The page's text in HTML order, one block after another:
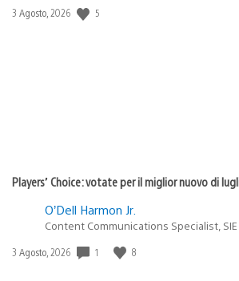
Data
3 Agosto, 2026 5
Players’ Choice: votate per il miglior nuovo di
O’Dell Harmon Jr.
Content Communications Specialist, SIE
Data
3 Agosto, 2026 1 8